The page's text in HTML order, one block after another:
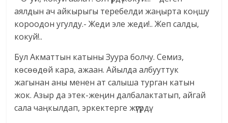
аялдын ач айкырыгы теребелди жаңырта коңшу
короодон угулду.- Жеди эле жеди!.. Жеп салды,
кокуй!..
Бул Акматтын катыны Зуура болчу. Семиз,
көсөөдөй кара, ажаан. Айылда албууттук
жагынан аны менен ат салыша турган катын
жок. Азыр да этек-жеңин далбалактатып, айгай
сала чаңкылдап, эркектерге жүгүрдү.